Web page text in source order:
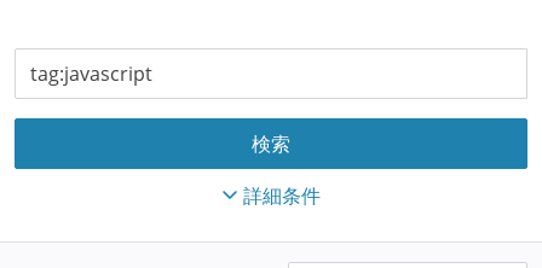
詳細条件